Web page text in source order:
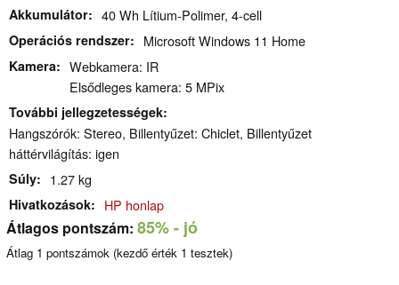
Akkumulátor 40 Wh Lítium-Polimer, 4-cell
Operációs rendszer Microsoft Windows 11 Home
Kamera
Webkamera: IR
Elsődleges kamera: 5 MPix
További jellegzetességek
Hangszórók: Stereo, Billentyűzet: Chiclet, Billentyűzet
háttérvilágítás: igen
Súly 1.27 kg
Hivatkozások HP honlap
Átlagos pontszám: 85%- jó
Átlag 1 pontszámok (kezdő érték 1 tesztek)